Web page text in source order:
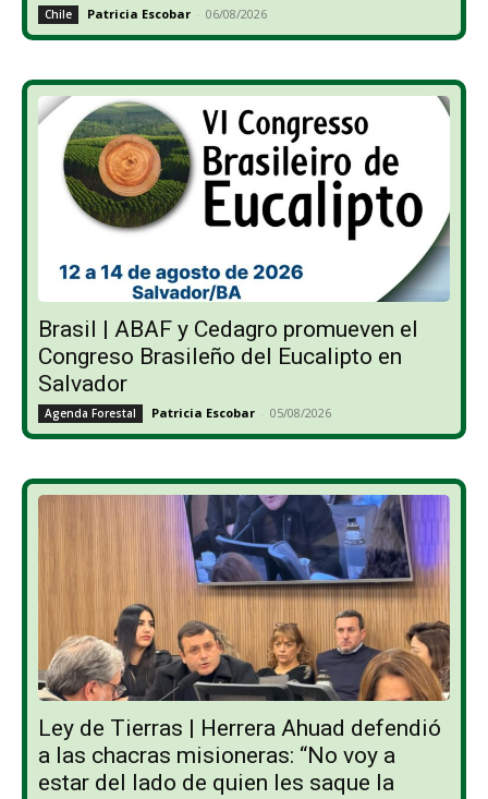
Chile Patricia Escobar - 06/08/2026
Brasil | ABAF y Cedagro promueven el
Congreso Brasileño del Eucalipto en
Salvador
Agenda Forestal Patricia Escobar - 05/08/2026
Ley de Tierras | Herrera Ahuad defendió
a las chacras misioneras: “No voy a
estar del lado de quien les saque la